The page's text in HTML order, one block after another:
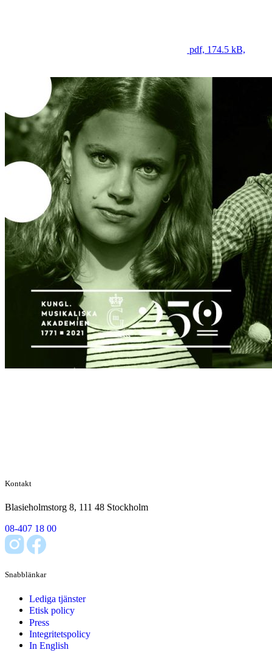
pdf, 174.5 kB,
Kontakt
Blasieholmstorg 8, 111 48 Stockholm
08-407 18 00
Snabblänkar
Lediga tjänster
Etisk policy
Press
Integritetspolicy
In English